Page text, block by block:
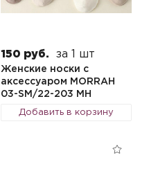
150 руб. за 1 шт
Женские носки с
аксессуаром MORRAH
03-SM/22-203 MH
Добавить в корзину